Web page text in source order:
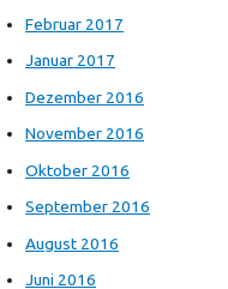
Februar 2017
Januar 2017
Dezember 2016
November 2016
Oktober 2016
September 2016
August 2016
Juni 2016